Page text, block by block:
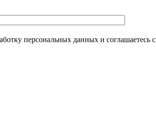
персональных данных и соглашаетесь с